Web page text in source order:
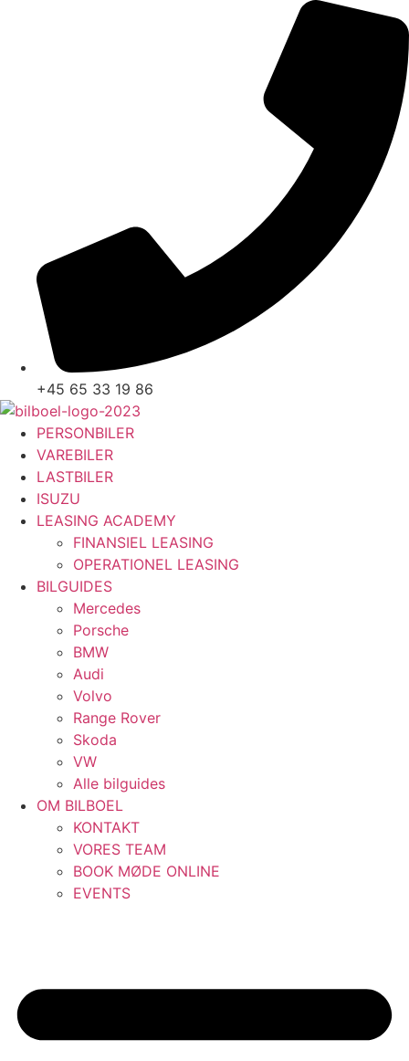
+45 65 33 19 86
PERSONBILER
VAREBILER
LASTBILER
ISUZU
LEASING ACADEMY
FINANSIEL LEASING
OPERATIONEL LEASING
BILGUIDES
Mercedes
Porsche
BMW
Audi
Volvo
Range Rover
Skoda
VW
Alle bilguides
OM BILBOEL
KONTAKT
VORES TEAM
BOOK MØDE ONLINE
EVENTS